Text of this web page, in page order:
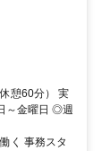
憩60分） 実
～金曜日 ◎週
く 事務スタ